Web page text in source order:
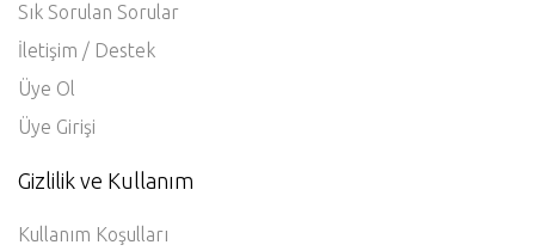
Sık Sorulan Sorular
İletişim / Destek
Üye Ol
Üye Girişi
Gizlilik ve Kullanım
Kullanım Koşulları